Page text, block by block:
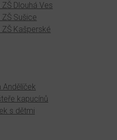
Dlouhá Ves
Sušice
Kašperské
kapucínů
s dětmi